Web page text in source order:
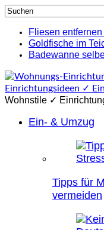
Fliesen
Goldfische im
Badewanne
Wohnstile ✓
Ein- & Umzug
Tipps für
vermeiden